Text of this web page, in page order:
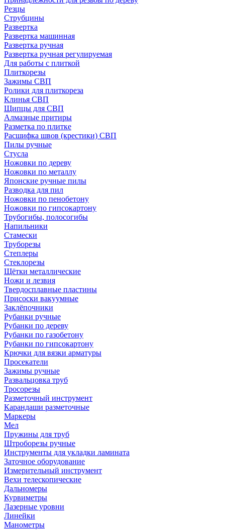
Резцы
Струбцины
Развертка
Развертка машинная
Развертка ручная
Развертка ручная регулируемая
Для работы с плиткой
Плиткорезы
Зажимы СВП
Ролики для плиткореза
Клинья СВП
Щипцы для СВП
Алмазные притиры
Разметка по плитке
Расшифка швов (крестики) СВП
Пилы ручные
Стусла
Ножовки по дереву
Ножовки по металлу
Японские ручные пилы
Разводка для пил
Ножовки по пенобетону
Ножовки по гипсокартону
Трубогибы, полосогибы
Напильники
Стамески
Труборезы
Степлеры
Стеклорезы
Щётки металлические
Ножи и лезвия
Твердосплавные пластины
Присоски вакуумные
Заклёпочники
Рубанки ручные
Рубанки по дереву
Рубанки по газобетону
Рубанки по гипсокартону
Крючки для вязки арматуры
Просекатели
Зажимы ручные
Развальцовка труб
Тросорезы
Разметочный инструмент
Карандаши разметочные
Маркеры
Мел
Пружины для труб
Штроборезы ручные
Инструменты для укладки ламината
Заточное оборудование
Измерительный инструмент
Вехи телескопические
Дальномеры
Курвиметры
Лазерные уровни
Линейки
Манометры